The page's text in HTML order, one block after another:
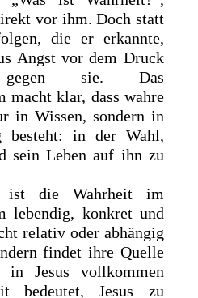
vor ihm. Doch statt
die er erkannte,
Angst vor dem Druck
sie. Das
macht klar, dass wahre
in Wissen, sondern in
besteht: in der Wahl,
sein Leben auf ihn zu
ist die Wahrheit im
lebendig, konkret und
relativ oder abhängig
findet ihre Quelle
Jesus vollkommen
bedeutet, Jesus zu